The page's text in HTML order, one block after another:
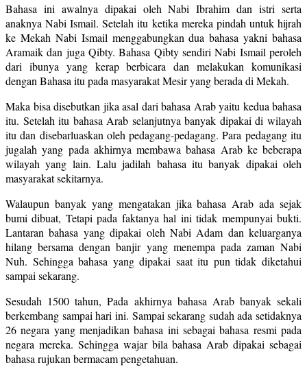
Bahasa ini awalnya dipakai oleh Nabi Ibrahim dan istri serta
anaknya Nabi Ismail. Setelah itu ketika mereka pindah untuk hijrah
ke Mekah Nabi Ismail menggabungkan dua bahasa yakni bahasa
Aramaik dan juga Qibty. Bahasa Qibty sendiri Nabi Ismail peroleh
dari ibunya yang kerap berbicara dan melakukan komunikasi
dengan Bahasa itu pada masyarakat Mesir yang berada di Mekah.
Maka bisa disebutkan jika asal dari bahasa Arab yaitu kedua bahasa
itu. Setelah itu bahasa Arab selanjutnya banyak dipakai di wilayah
itu dan disebarluaskan oleh pedagang-pedagang. Para pedagang itu
jugalah yang pada akhirnya membawa bahasa Arab ke beberapa
wilayah yang lain. Lalu jadilah bahasa itu banyak dipakai oleh
masyarakat sekitarnya.
Walaupun banyak yang mengatakan jika bahasa Arab ada sejak
bumi dibuat, Tetapi pada faktanya hal ini tidak mempunyai bukti.
Lantaran bahasa yang dipakai oleh Nabi Adam dan keluarganya
hilang bersama dengan banjir yang menempa pada zaman Nabi
Nuh. Sehingga bahasa yang dipakai saat itu pun tidak diketahui
sampai sekarang.
Sesudah 1500 tahun, Pada akhirnya bahasa Arab banyak sekali
berkembang sampai hari ini. Sampai sekarang sudah ada setidaknya
26 negara yang menjadikan bahasa ini sebagai bahasa resmi pada
negara mereka. Sehingga wajar bila bahasa Arab dipakai sebagai
bahasa rujukan bermacam pengetahuan.